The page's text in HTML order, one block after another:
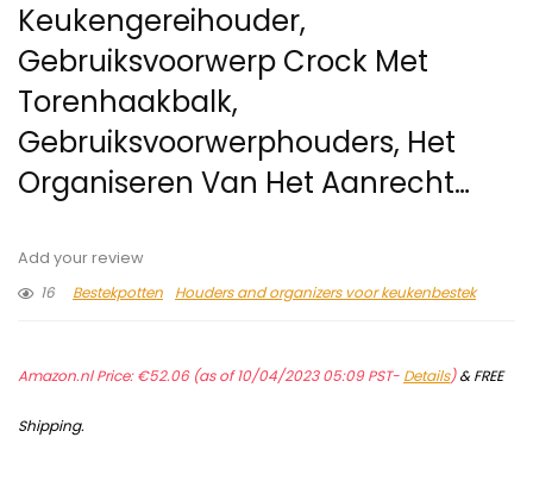
Keukengereihouder,
Gebruiksvoorwerp Crock Met
Torenhaakbalk,
Gebruiksvoorwerphouders, Het
Organiseren Van Het Aanrecht…
Add your review
16
Bestekpotten Houders and organizers voor keukenbestek
Amazon.nl Price:€52.06(as of 10/04/2023 05:09 PST- Details)&FREE
Shipping.